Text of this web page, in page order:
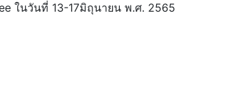
ในวันที่ 13-17มิถุนายน พ.ศ. 2565